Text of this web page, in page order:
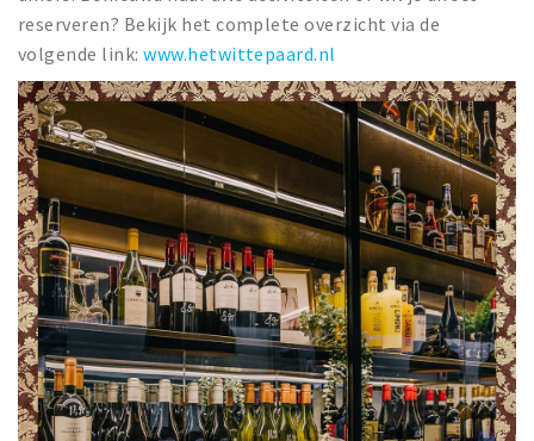
reserveren? Bekijk het complete overzicht via de
volgende link:www.hetwittepaard.nl